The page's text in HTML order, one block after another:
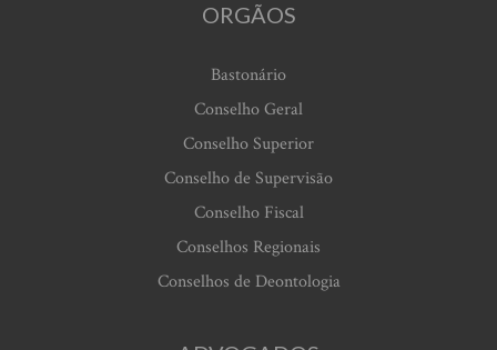
ORGÃOS
Bastonário
Conselho Geral
Conselho Superior
Conselho de Supervisão
Conselho Fiscal
Conselhos Regionais
Conselhos de Deontologia